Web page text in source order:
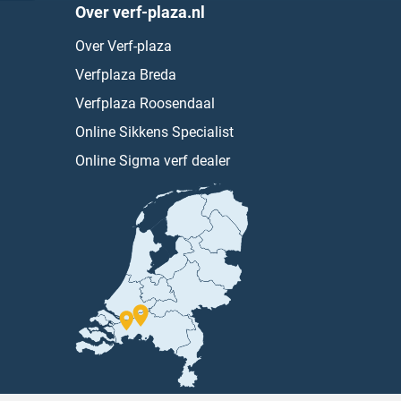
Over verf-plaza.nl
Over Verf-plaza
Verfplaza Breda
Verfplaza Roosendaal
Online Sikkens Specialist
Online Sigma verf dealer